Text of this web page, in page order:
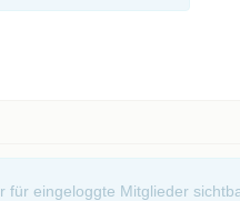
für eingeloggte Mitglieder